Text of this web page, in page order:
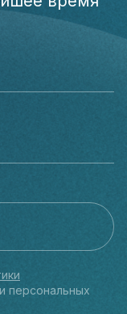
персональных